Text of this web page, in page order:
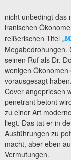
nicht unbedingt das
iranischen
reißerischen Titel „
Megabedrohungen.
seinen Ruf als Dr.
wenigen
vorausgesagt
Cover angepriesen
penetrant betont
zu einer Art
liegt. Das tat er in
Ausführungen zu
macht, aber eben
Vermutungen.